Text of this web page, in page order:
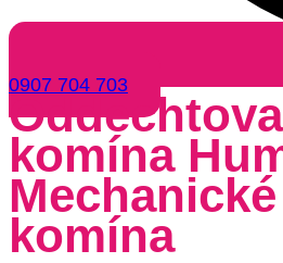
0907 704 703
komína
komína